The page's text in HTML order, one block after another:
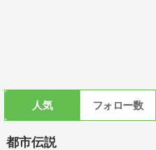
人気 フォロー数
都市伝説